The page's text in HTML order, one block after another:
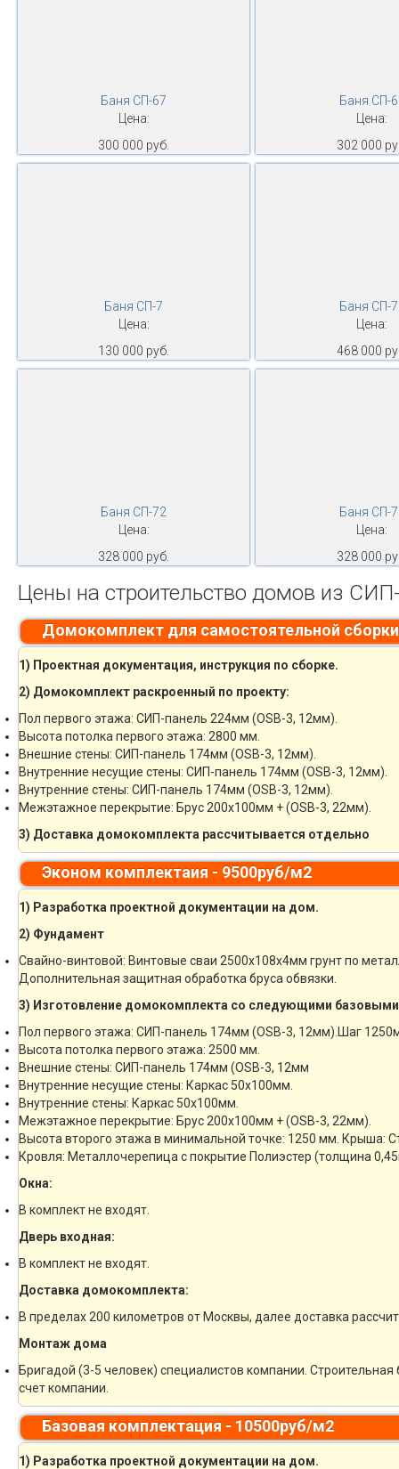
Баня СП-67
Цена:
300 000 руб.
Баня СП-
Цена:
302 000
Баня СП-7
Цена:
130 000 руб.
Баня СП-
Цена:
468 000
Баня СП-72
Цена:
328 000 руб.
Баня СП-
Цена:
328 000
Цены на строительство домов из
Домокомплект для самостоятельной
1) Проектная документация, инструкция по сборке.
2) Домокомплект раскроенный по проекту:
Пол первого этажа: СИП-панель 224мм (OSB-3, 12мм).
Высота потолка первого этажа: 2800 мм.
Внешние стены: СИП-панель 174мм (OSB-3, 12мм).
Внутренние несущие стены: СИП-панель 174мм (OSB-3, 12мм).
Внутренние стены: СИП-панель 174мм (OSB-3, 12мм).
Межэтажное перекрытие: Брус 200х100мм + (OSB-3, 22мм).
3) Доставка домокомплекта рассчитывается отдельно
Эконом комплектаия - 9500руб/м2
1) Разработка проектной документации на дом.
2) Фундамент
Свайно-винтовой: Винтовые сваи 2500х108х4мм грунт по
Дополнительная защитная обработка бруса обвязки.
3) Изготовление домокомплекта со следующими базовыми
Пол первого этажа: СИП-панель 174мм (OSB-3, 12мм).Шаг
Высота потолка первого этажа: 2500 мм.
Внешние стены: СИП-панель 174мм (OSB-3, 12мм
Внутренние несущие стены: Каркас 50х100мм.
Внутренние стены: Каркас 50х100мм.
Межэтажное перекрытие: Брус 200х100мм + (OSB-3, 22мм).
Высота второго этажа в минимальной точке: 1250 мм. Крыша:
Кровля: Металлочерепица с покрытие Полиэстер (толщина
Окна:
В комплект не входят.
Дверь входная:
В комплект не входят.
Доставка домокомплекта:
В пределах 200 километров от Москвы, далее доставка
Монтаж дома
Бригадой (3-5 человек) специалистов компании.
счет компании.
Базовая комплектация - 10500руб/м2
1) Разработка проектной документации на дом.